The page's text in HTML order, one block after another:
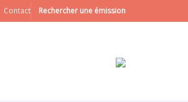
Contact Rechercher une émission